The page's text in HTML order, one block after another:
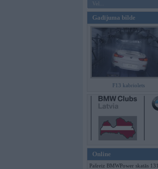
Vel...
Gadījuma bilde
F13 kabriolets
Online
Pašreiz BMWPower skatās 131